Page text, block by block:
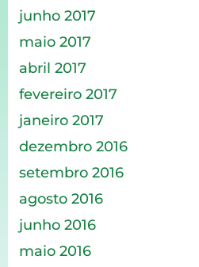
junho 2017
maio 2017
abril 2017
fevereiro 2017
janeiro 2017
dezembro 2016
setembro 2016
agosto 2016
junho 2016
maio 2016